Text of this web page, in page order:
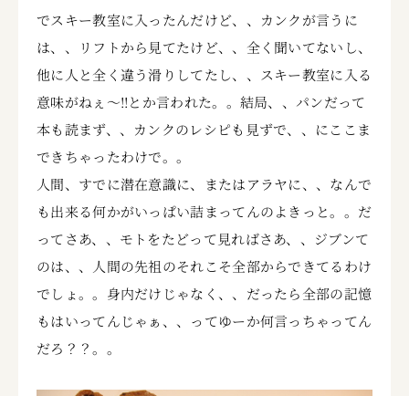
でスキー教室に入ったんだけど、、カンクが言うに
は、、リフトから見てたけど、、全く聞いてないし、
他に人と全く違う滑りしてたし、、スキー教室に入る
意味がねぇ～!!とか言われた。。結局、、パンだって
本も読まず、、カンクのレシピも見ずで、、にここま
できちゃったわけで。。
人間、すでに潜在意識に、またはアラヤに、、なんで
も出来る何かがいっぱい詰まってんのよきっと。。だ
ってさあ、、モトをたどって見ればさあ、、ジブンて
のは、、人間の先祖のそれこそ全部からできてるわけ
でしょ。。身内だけじゃなく、、だったら全部の記憶
もはいってんじゃぁ、、ってゆーか何言っちゃってん
だろ？？。。